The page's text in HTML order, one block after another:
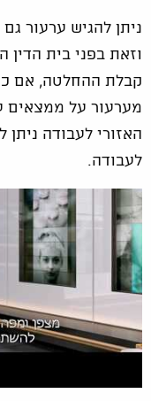
ניתן להגיש ערעור
קבלת ההחלטה, אם
מערעור על ממצאים
האזורי לעבודה ניתן
לעבודה.